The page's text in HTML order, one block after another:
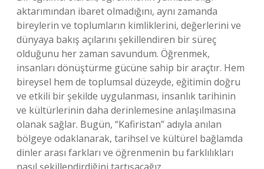
aktarımından ibaret olmadığını, aynı zamanda
bireylerin ve toplumların kimliklerini, değerlerini ve
dünyaya bakış açılarını şekillendiren bir süreç
olduğunu her zaman savundum. Öğrenmek,
insanları dönüştürme gücüne sahip bir araçtır. Hem
bireysel hem de toplumsal düzeyde, eğitimin doğru
ve etkili bir şekilde uygulanması, insanlık tarihinin
ve kültürlerinin daha derinlemesine anlaşılmasına
olanak sağlar. Bugün, “Kafiristan” adıyla anılan
bölgeye odaklanarak, tarihsel ve kültürel bağlamda
dinler arası farkları ve öğrenmenin bu farklılıkları